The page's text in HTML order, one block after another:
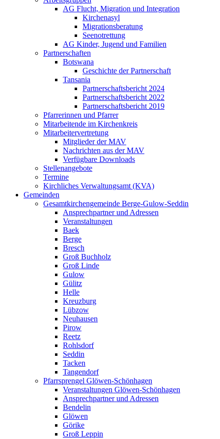
AG Flucht, Migration und Integration
Kirchenasyl
Migrationsberatung
Seenotrettung
AG Kinder, Jugend und Familien
Partnerschaften
Botswana
Geschichte der Partnerschaft
Tansania
Partnerschaftsbericht 2024
Partnerschaftsbericht 2022
Partnerschaftsbericht 2019
Pfarrerinnen und Pfarrer
Mitarbeitende im Kirchenkreis
Mitarbeitervertretung
Mitglieder der MAV
Nachrichten aus der MAV
Verfügbare Downloads
Stellenangebote
Termine
Kirchliches Verwaltungsamt (KVA)
Gemeinden
Gesamtkirchengemeinde Berge-Gulow-Seddin
Ansprechpartner und Adressen
Veranstaltungen
Baek
Berge
Bresch
Groß Buchholz
Groß Linde
Gulow
Gülitz
Helle
Kreuzburg
Lübzow
Neuhausen
Pirow
Reetz
Rohlsdorf
Seddin
Tacken
Tangendorf
Pfarrsprengel Glöwen-Schönhagen
Veranstaltungen Glöwen-Schönhagen
Ansprechpartner und Adressen
Bendelin
Glöwen
Görike
Groß Leppin